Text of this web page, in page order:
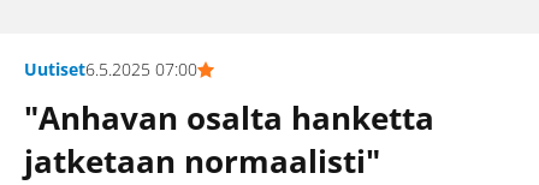
Uutiset6.5.2025 07:00
"Anhavan osalta hanketta
jatketaan normaalisti"